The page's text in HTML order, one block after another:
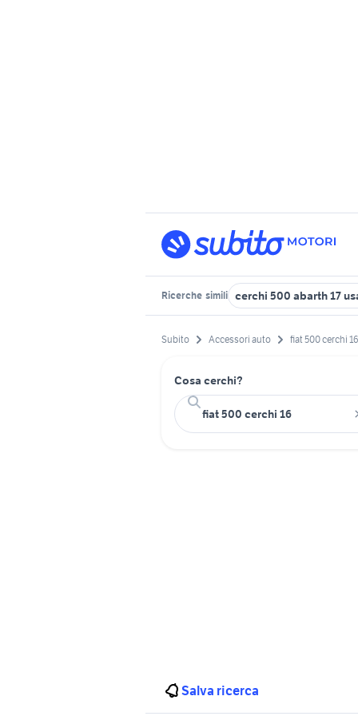
Ricerche simili cerchi 500 abarth 17
Subito Accessori auto fiat 500 cerchi 16
Cosa cerchi?
Salva ricerca